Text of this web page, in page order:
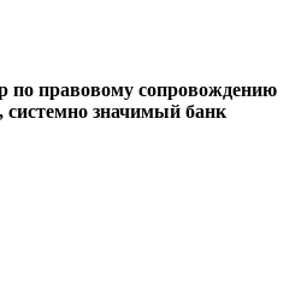
по правовому сопровождению
значимый банк